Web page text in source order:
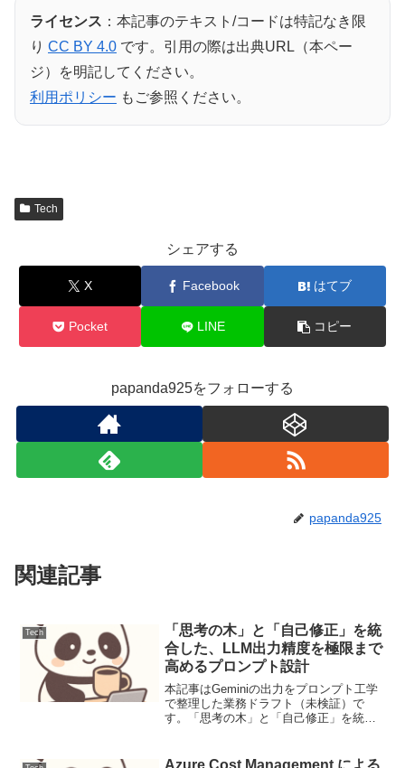
ライセンス ：本記事のテキスト/コードは特記なき限
り CC BY 4.0 です。引用の際は出典URL（本ペー
ジ）を明記してください。
利用ポリシー もご参照ください。
Tech
シェアする
X Facebook はてブ
Pocket LINE コピー
papanda925をフォローする
papanda925
関連記事
Tech
「思考の木」と「自己修正」を統
合した、LLM出力精度を極限まで
高めるプロンプト設計
本記事はGeminiの出力をプロンプト工学
で整理した業務ドラフト（未検証）で
す。「思考の木」と「自己修正」を統合
題】複雑な論理推論や多角的な問題解決